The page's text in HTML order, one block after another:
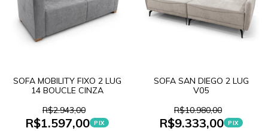
SOFA MOBILITY FIXO 2 LUG
14 BOUCLE CINZA
R$2.943,00
R$1.597,00 PIX
SOFA SAN DIEGO 2 LUG
V05
R$10.980,00
R$9.333,00 PIX